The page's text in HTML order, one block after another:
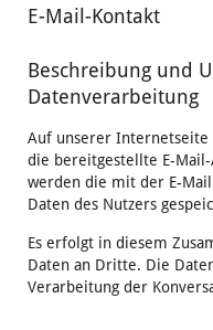
E-Mail-Kontakt
Beschreibung und
Datenverarbeitung
Auf unserer Internetseite
die bereitgestellte E-Mail-
werden die mit der E-
Daten des Nutzers
Es erfolgt in diesem
Daten an Dritte. Die
Verarbeitung der